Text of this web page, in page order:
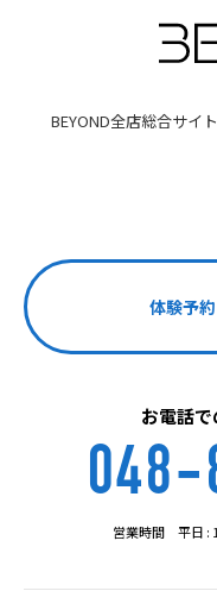
BEYOND全店総合サイト
体験予
お電話
営業時間 平日 :